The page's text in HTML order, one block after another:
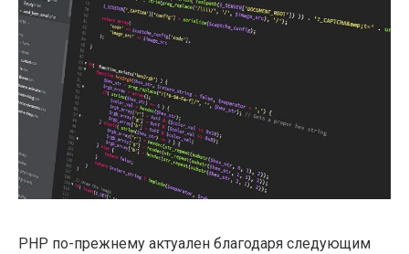
PHP по-прежнему актуален благодаря следующим